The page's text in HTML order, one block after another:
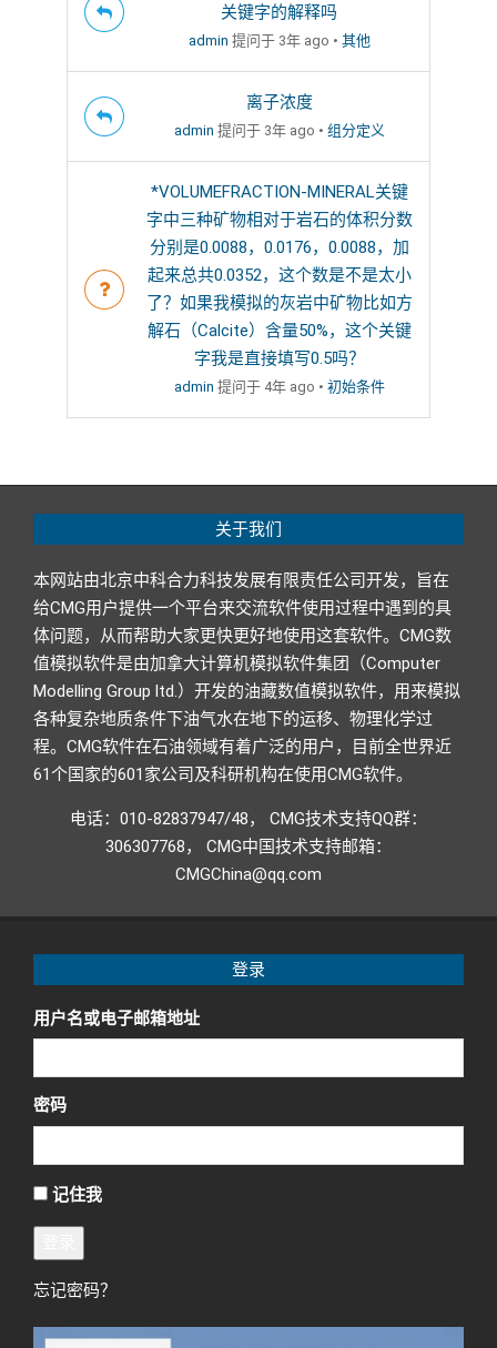
关键字的解释吗
admin 提问于 3年 ago • 其他
离子浓度
admin 提问于 3年 ago • 组分定义
*VOLUMEFRACTION-MINERAL关键
字中三种矿物相对于岩石的体积分数
分别是0.0088，0.0176，0.0088，加
起来总共0.0352，这个数是不是太小
了？如果我模拟的灰岩中矿物比如方
解石（Calcite）含量50%，这个关键
字我是直接填写0.5吗？
admin 提问于 4年 ago • 初始条件
关于我们
本网站由北京中科合力科技发展有限责任公司开发，旨在
给CMG用户提供一个平台来交流软件使用过程中遇到的具
体问题，从而帮助大家更快更好地使用这套软件。CMG数
值模拟软件是由加拿大计算机模拟软件集团（Computer
Modelling Group ltd.）开发的油藏数值模拟软件，用来模拟
各种复杂地质条件下油气水在地下的运移、物理化学过
程。CMG软件在石油领域有着广泛的用户，目前全世界近
61个国家的601家公司及科研机构在使用CMG软件。
电话：010-82837947/48， CMG技术支持QQ群：
306307768， CMG中国技术支持邮箱：
CMGChina@qq.com
登录
用户名或电子邮箱地址
密码
记住我
忘记密码？